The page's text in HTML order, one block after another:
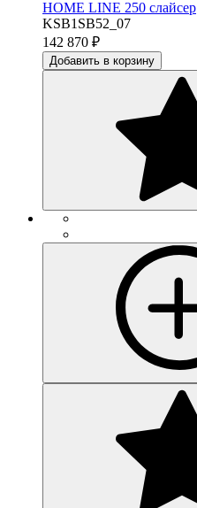
HOME LINE 250 слайсер
KSB1SB52_07
142 870 ₽
Добавить в корзину